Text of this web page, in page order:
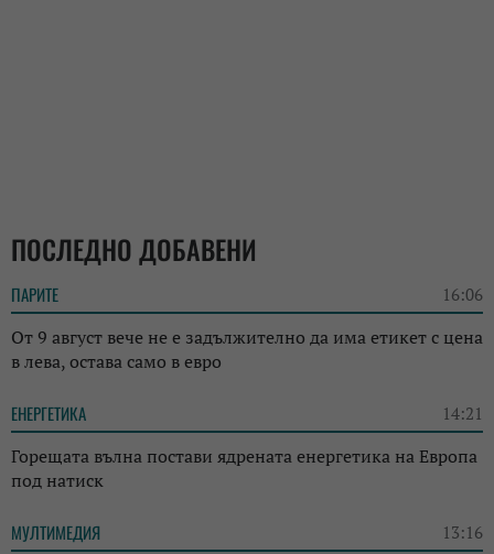
ПОСЛЕДНО ДОБАВЕНИ
ПАРИТЕ 16:06
От 9 август вече не е задължително да има етикет с цена
в лева, остава само в евро
ЕНЕРГЕТИКА 14:21
Горещата вълна постави ядрената енергетика на Европа
под натиск
МУЛТИМЕДИЯ 13:16